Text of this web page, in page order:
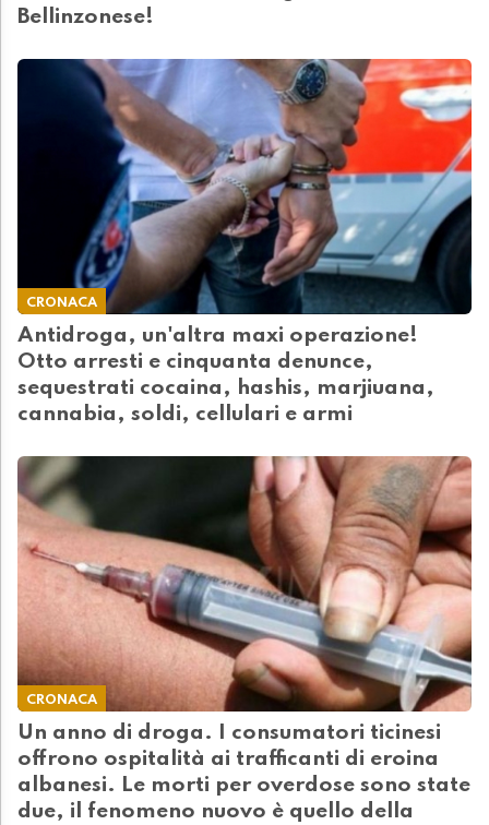
Bellinzonese!
CRONACA
Antidroga, un'altra maxi operazione!
Otto arresti e cinquanta denunce,
sequestrati cocaina, hashis, marjiuana,
cannabia, soldi, cellulari e armi
CRONACA
Un anno di droga. I consumatori ticinesi
offrono ospitalità ai trafficanti di eroina
albanesi. Le morti per overdose sono state
due, il fenomeno nuovo è quello della